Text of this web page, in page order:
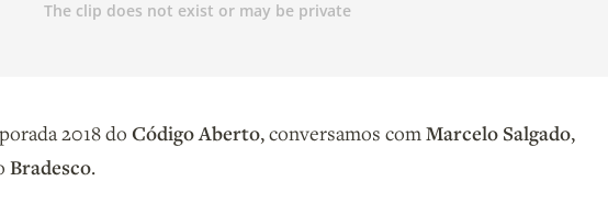
2018 do Código Aberto, conversamos comMarcelo Salgado,
Bradesco.